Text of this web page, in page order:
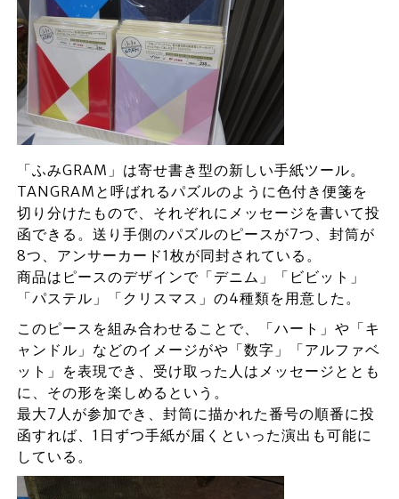
「ふみGRAM」は寄せ書き型の新しい手紙ツール。
TANGRAMと呼ばれるパズルのように色付き便箋を
切り分けたもので、それぞれにメッセージを書いて投
函できる。送り手側のパズルのピースが7つ、封筒が
8つ、アンサーカード1枚が同封されている。
商品はピースのデザインで「デニム」「ビビット」
「パステル」「クリスマス」の4種類を用意した。
このピースを組み合わせることで、「ハート」や「キ
ャンドル」などのイメージがや「数字」「アルファベ
ット」を表現でき、受け取った人はメッセージととも
に、その形を楽しめるという。
最大7人が参加でき、封筒に描かれた番号の順番に投
函すれば、1日ずつ手紙が届くといった演出も可能に
している。